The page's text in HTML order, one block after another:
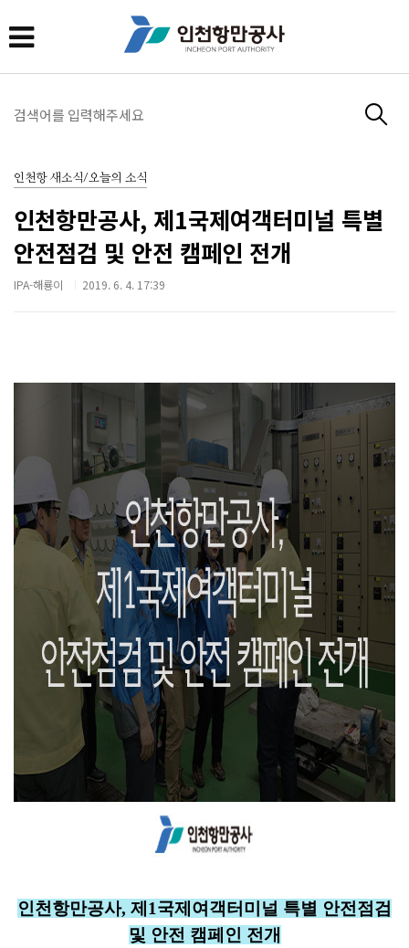
인천항 새소식/오늘의 소식
인천항만공사, 제1국제여객터미널 특별
안전점검 및 안전 캠페인 전개
IPA-해룡이 2019. 6. 4. 17:39
인천항만공사, 제1국제여객터미널 특별 안전점검
및 안전 캠페인 전개